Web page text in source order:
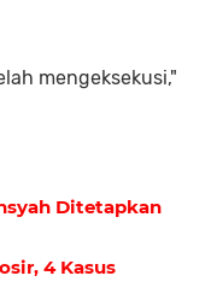
mengeksekusi,"
Ditetapkan
4 Kasus